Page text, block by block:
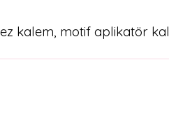
kalem, motif aplikatör